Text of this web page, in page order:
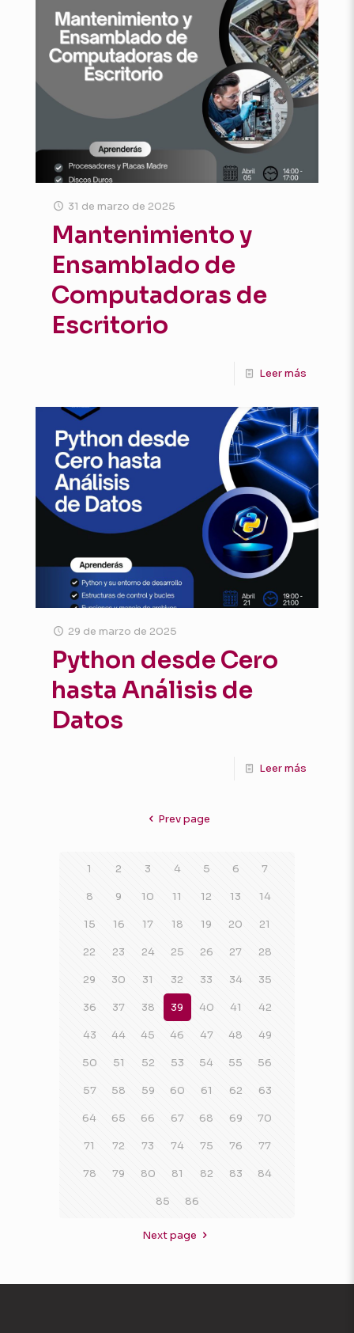
31 de marzo de 2025
Mantenimiento y
Ensamblado de
Computadoras de
Escritorio
Leer más
29 de marzo de 2025
Python desde Cero
hasta Análisis de
Datos
Leer más
Prev page
1 2 3 4 5 6 7
8 9 10 11 12 13 14
15 16 17 18 19 20 21
22 23 24 25 26 27 28
29 30 31 32 33 34 35
36 37 38 39 40 41 42
43 44 45 46 47 48 49
50 51 52 53 54 55 56
57 58 59 60 61 62 63
64 65 66 67 68 69 70
71 72 73 74 75 76 77
78 79 80 81 82 83 84
85 86
Next page